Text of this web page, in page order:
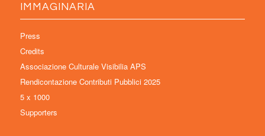
IMMAGINARIA
Press
Credits
Associazione Culturale Visibilia APS
Rendicontazione Contributi Pubblici 2025
5 x 1000
Supporters